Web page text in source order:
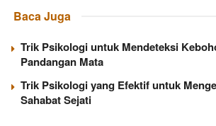
Baca Juga
Trik Psikologi untuk Mendeteksi
Pandangan Mata
Trik Psikologi yang Efektif untuk
Sahabat Sejati